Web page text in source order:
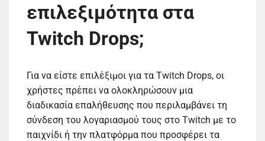
επιλεξιμότητα στα
Twitch Drops;
Για να είστε επιλέξιμοι για τα Twitch Drops, οι
χρήστες πρέπει να ολοκληρώσουν μια
διαδικασία επαλήθευσης που περιλαμβάνει τη
σύνδεση του λογαριασμού τους στο Twitch με το
παιχνίδι ή την πλατφόρμα που προσφέρει τα